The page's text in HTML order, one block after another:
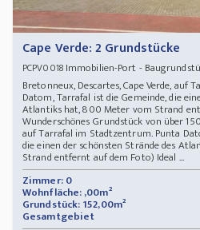
Cape Verde: 2 Grundstücke
PCPV0018Immobilien-Port -
Bretonneux, Descartes, Cape Verde,
Datom, Tarrafal ist die Gemeinde, die
Atlantiks hat, 800 Meter vom Strand
Wunderschönes Grundstück von über
auf Tarrafal im Stadtzentrum. Punta
die einen der schönsten Strände des
Strand entfernt auf dem Foto) Ideal ...
Zimmer: 0
Wohnfläche: ,00m²
Grundstück: 152,00m²
Gesamtgebiet